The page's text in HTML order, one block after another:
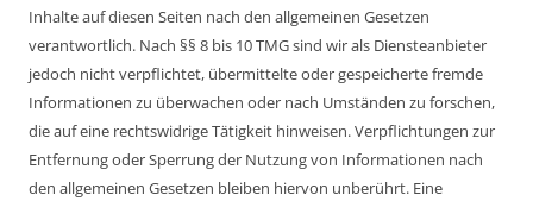
Inhalte auf diesen Seiten nach den allgemeinen Gesetzen
verantwortlich. Nach §§ 8 bis 10 TMG sind wir als Diensteanbieter
jedoch nicht verpflichtet, übermittelte oder gespeicherte fremde
Informationen zu überwachen oder nach Umständen zu forschen,
die auf eine rechtswidrige Tätigkeit hinweisen. Verpflichtungen zur
Entfernung oder Sperrung der Nutzung von Informationen nach
den allgemeinen Gesetzen bleiben hiervon unberührt. Eine